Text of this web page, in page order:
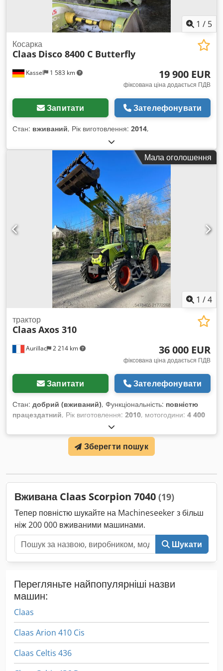
1 / 5
Kassel 1 583 km
Косарка
Claas Disco 8400 C Butterfly
19 900 EUR
фіксована ціна додається ПДВ
Запитати Зателефонувати
Стан: вживаний, Рік виготовлення: 2014,
Мала оголошення
1 /4
Aurillac 2 214 km
трактор
ClaasAxos 310
36 000 EUR
фіксована ціна додається ПДВ
Запитати Зателефонувати
Стан: добрий (вживаний), Функціональність: повністю
працездатний, Рік виготовлення: 2010, мотогодини: 4 400
55,16 кВт (75,00 к.с.)
транспортного засобу:A2204DAA2203584, Обладнання:
, Гідравлічний реверсор, без кондиціонера,
навантажувач FL80 Crsdpfx Aoy Eq Upobyef
Зберегти пошук
Вживана Claas Scorpion 7040 (19)
Тепер повністю шукайте на Machineseeker з більш
ніж 200 000 вживаними машинами.
Шукати
Перегляньте найпопулярніші назви
машин:
Claas
Claas Arion 410 Cis
Claas Celtis 436